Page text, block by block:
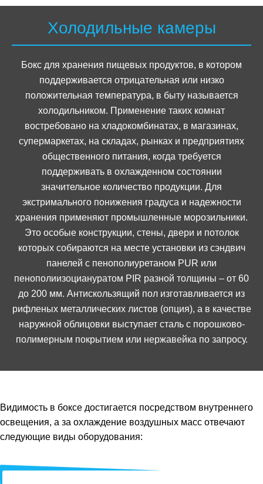
Холодильные камеры
Бокс для хранения пищевых продуктов, в котором
поддерживается отрицательная или низко
положительная температура, в быту называется
холодильником. Применение таких комнат
востребовано на хладокомбинатах, в магазинах,
супермаркетах, на складах, рынках и предприятиях
общественного питания, когда требуется
поддерживать в охлажденном состоянии
значительное количество продукции. Для
экстримального понижения градуса и надежности
хранения применяют промышленные морозильники.
Это особые конструкции, стены, двери и потолок
которых собираются на месте установки из сэндвич
панелей c пенополиуретаном PUR или
пенополиизоциануратом PIR разной толщины – от 60
до 200 мм. Антискользящий пол изготавливается из
рифленых металлических листов (опция), а в качестве
наружной облицовки выступает сталь с порошково-
полимерным покрытием или нержавейка по запросу.
Видимость в боксе достигается посредством внутреннего
освещения, а за охлаждение воздушных масс отвечают
следующие виды оборудования: